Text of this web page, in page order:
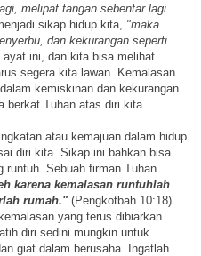
melipat tangan sebentar lagi
sikap hidup kita, "maka
dan kekurangan seperti
ayat ini, dan kita bisa melihat
segera kita lawan. Kemalasan
kemiskinan dan kekurangan.
berkat Tuhan atas diri kita.
atau kemajuan dalam hidup
diri kita. Sikap ini bahkan bisa
runtuh. Sebuah firman Tuhan
karena kemalasan runtuhlah
rumah."(Pengkotbah 10:18).
yang terus dibiarkan
diri sedini mungkin untuk
giat dalam berusaha. Ingatlah